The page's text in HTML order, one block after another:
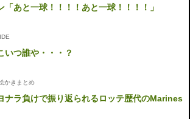
「あと一球！！！！あと一球！！！！」
いつ誰や・・・？
かきまとめ
ナラ負けで振り返られるロッテ歴代のMarines